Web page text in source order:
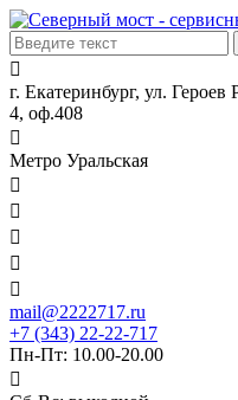

г. Екатеринбург, ул.
4, оф.408

Метро Уральская





mail@2222717.ru
+7 (343) 22-22-717
Пн-Пт: 10.00-20.00
